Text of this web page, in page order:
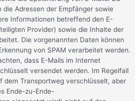
Adressen der Empfänger sowie
Informationen betreffend den E-
Provider) sowie die Inhalte der
Die vorgenannten Daten können
von SPAM verarbeitet werden.
dass E-Mails im Internet
versendet werden. Im Regelfall
dem Transportweg verschlüsselt, aber
Ende-zu-Ende-